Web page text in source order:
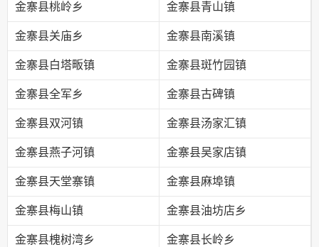
金寨县桃岭乡 金寨县青山镇
金寨县关庙乡 金寨县南溪镇
金寨县白塔畈镇 金寨县斑竹园镇
金寨县全军乡 金寨县古碑镇
金寨县双河镇 金寨县汤家汇镇
金寨县燕子河镇 金寨县吴家店镇
金寨县天堂寨镇 金寨县麻埠镇
金寨县梅山镇 金寨县油坊店乡
金寨县槐树湾乡 金寨县长岭乡